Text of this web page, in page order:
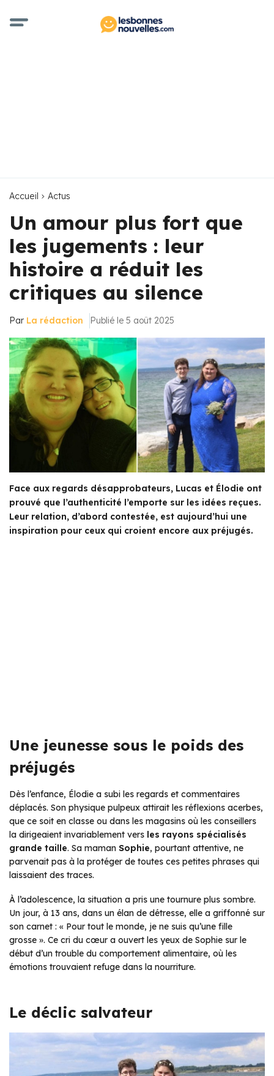
Accueil Actus
Un amour plus fort que
les jugements : leur
histoire a réduit les
critiques au silence
Par La rédaction Publié le 5 août 2025
Face aux regards désapprobateurs, Lucas et Élodie ont
prouvé que l’authenticité l’emporte sur les idées reçues.
Leur relation, d’abord contestée, est aujourd’hui une
inspiration pour ceux qui croient encore aux préjugés.
Une jeunesse sous le poids des
préjugés
Dès l’enfance, Élodie a subi les regards et commentaires
déplacés. Son physique pulpeux attirait les réflexions acerbes,
que ce soit en classe ou dans les magasins où les conseillers
la dirigeaient invariablement vers les rayons spécialisés
grande taille. Sa maman Sophie, pourtant attentive, ne
parvenait pas à la protéger de toutes ces petites phrases qui
laissaient des traces.
À l’adolescence, la situation a pris une tournure plus sombre.
Un jour, à 13 ans, dans un élan de détresse, elle a griffonné sur
son carnet : « Pour tout le monde, je ne suis qu’une fille
grosse ». Ce cri du cœur a ouvert les yeux de Sophie sur le
début d’un trouble du comportement alimentaire, où les
émotions trouvaient refuge dans la nourriture.
Le déclic salvateur